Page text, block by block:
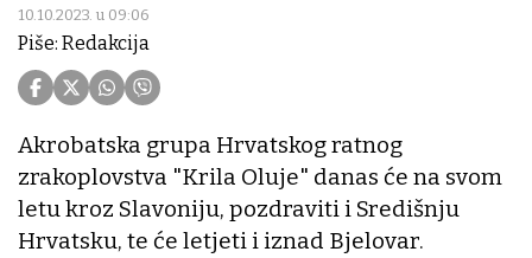
10.10.2023. u 09:06
Piše: Redakcija
Akrobatska grupa Hrvatskog ratnog
zrakoplovstva "Krila Oluje" danas će na svom
letu kroz Slavoniju, pozdraviti i Središnju
Hrvatsku, te će letjeti i iznad Bjelovar.